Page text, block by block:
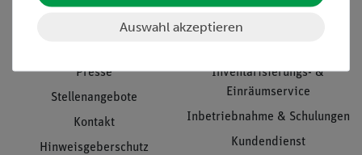
Unternehmen
Presse
Stellenangebote
Kontakt
Hinweisgeberschutz
Übersicht Service
Inventarisierungs- &
Einräumservice
Inbetriebnahme & Schulungen
Kundendienst
Auswahl akzeptieren